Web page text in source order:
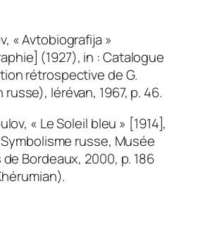
« Avtobiografija »
(1927), in : Catalogue
rétrospective de G.
russe), Iérévan, 1967, p. 46.
« Le Soleil bleu » [1914],
russe, Musée
Bordeaux, 2000, p. 186